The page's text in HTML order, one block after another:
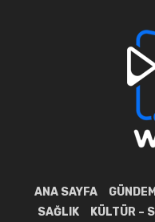
ANA SAYFA GÜNDEM
SAĞLIK
KÜLTÜR –